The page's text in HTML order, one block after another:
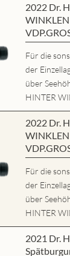
2022 Dr.
Für die
der
über
HINTER
2022 Dr.
Für die
der
über
HINTER
2021 Dr.